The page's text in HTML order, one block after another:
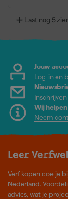
Laat nog 5
Jouw
Log-in en
Wij helpen
Neem
Leer
Verf kopen doe je
Nederland.
advies, wat je